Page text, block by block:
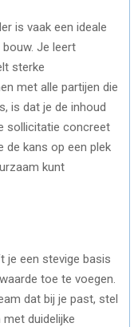
is vaak een ideale
Je leert
sterke
met alle partijen die
is dat je de inhoud
sollicitatie concreet
de kans op een plek
kunt
je een stevige basis
toe te voegen.
dat bij je past, stel
duidelijke